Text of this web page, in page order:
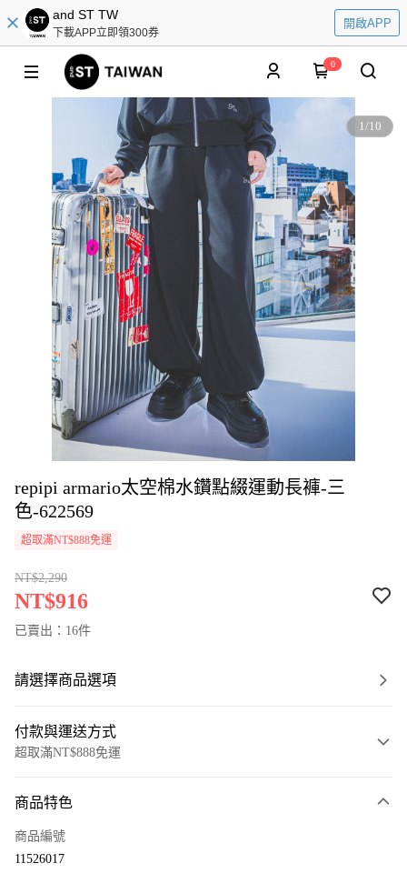
and ST TW
下載APP立即領300券
開啟APP
0
1/10
repipi armario太空棉水鑽點綴運動長褲-三
色-622569
超取滿NT$888免運
NT$2,290
NT$916
已賣出：16件
請選擇商品選項
付款與運送方式
超取滿NT$888免運
信用卡一次付款
商品特色
商品編號
11526017